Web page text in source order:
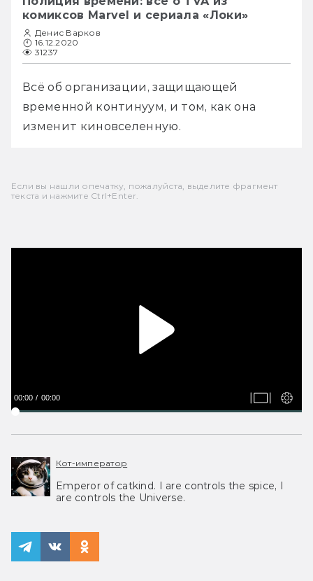
комиксов Marvel и сериала «Локи»
Денис Варков
16.12.2020
31237
Всё об организации, защищающей
временной континуум, и том, как она
изменит киновселенную.
Если вы нашли опечатку, пожалуйста, выделите фрагмент
текста и нажмите Ctrl+Enter.
00:00 00:00
Кот-император
Emperor of catkind. I are controls the spice, I
are controls the Universe.